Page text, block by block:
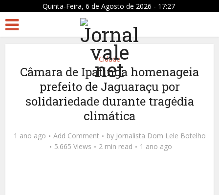
Quinta-Feira, 6 de Agosto de 2026 - 17:27
Cidade
Câmara de Ipatinga homenageia
prefeito de Jaguaraçu por
solidariedade durante tragédia
climática
1 ano ago Add Comment by Jornalista Dom Lele Botelho
5.665 Views
2 min read 1 ano ago